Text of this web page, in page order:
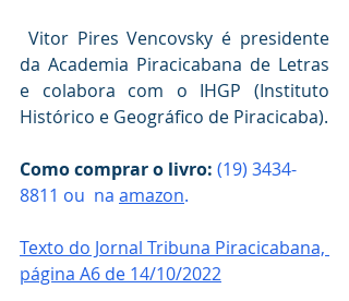
da Academia Piracicabana de Letras
e colabora com o IHGP (Instituto
Como comprar o livro: (19) 3434-
8811 ou  na amazon.
Texto do Jornal Tribuna Piracicabana,
página A6 de 14/10/2022